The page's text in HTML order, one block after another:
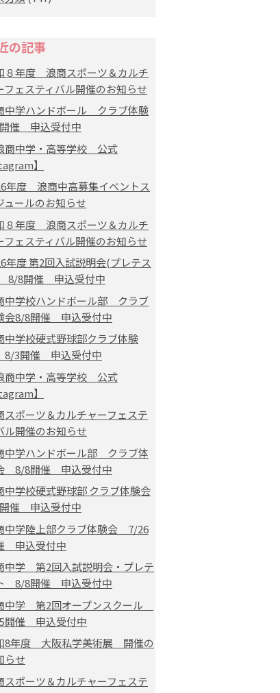
の記事
８年度 浪商スポーツ＆カルチ
フェスティバル開催のお知らせ
中学ハンドボール クラブ体験
催 申込受付中
商中学・高等学校 公式
】
年度 浪商中高募集イベントス
ュールのお知らせ
８年度 浪商スポーツ＆カルチ
フェスティバル開催のお知らせ
年度 第2回入試説明会(プレテス
8/8開催 申込受付中
中学校ハンドボール部 クラブ
会8/8開催 申込受付中
中学校硬式野球部クラブ体験
3開催 申込受付中
商中学・高等学校 公式
】
スポーツ＆カルチャーフェステ
ル開催のお知らせ
中学ハンドボール部 クラブ体
8/8開催 申込受付中
中学校硬式野球部 クラブ体験会
催 申込受付中
中学陸上部クラブ体験会 7/26
申込受付中
中学 第2回入試説明会・プレテ
8/8開催 申込受付中
中学 第2回オープンスクール
開催 申込受付中
8年度 大阪私学美術展 開催の
らせ
スポーツ＆カルチャーフェステ